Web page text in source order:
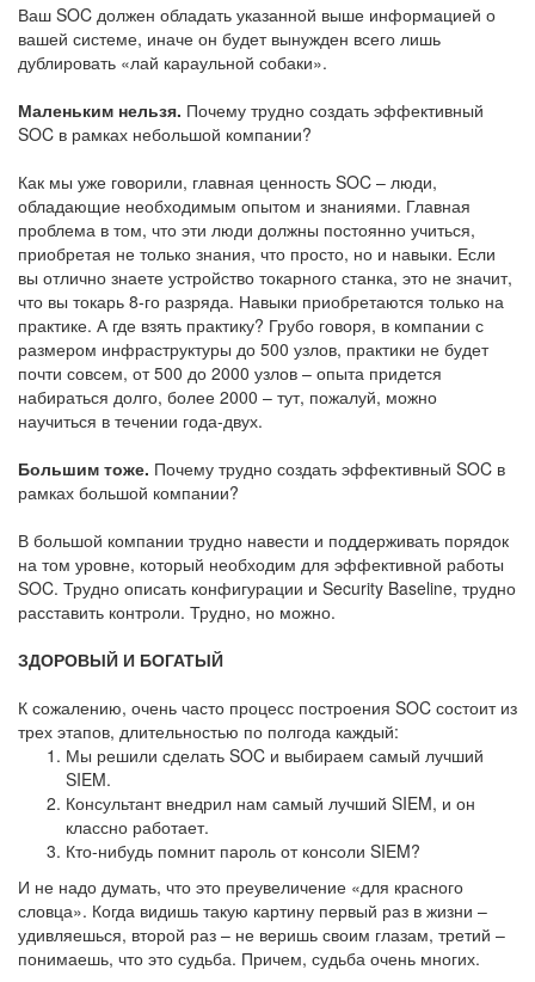
Ваш SOC должен обладать указанной выше информацией о
вашей системе, иначе он будет вынужден всего лишь
дублировать «лай караульной собаки».
Маленьким нельзя. Почему трудно создать эффективный
SOC в рамках небольшой компании?
Как мы уже говорили, главная ценность SOC – люди,
обладающие необходимым опытом и знаниями. Главная
проблема в том, что эти люди должны постоянно учиться,
приобретая не только знания, что просто, но и навыки. Если
вы отлично знаете устройство токарного станка, это не значит,
что вы токарь 8-го разряда. Навыки приобретаются только на
практике. А где взять практику? Грубо говоря, в компании с
размером инфраструктуры до 500 узлов, практики не будет
почти совсем, от 500 до 2000 узлов – опыта придется
набираться долго, более 2000 – тут, пожалуй, можно
научиться в течении года-двух.
Большим тоже. Почему трудно создать эффективный SOC в
рамках большой компании?
В большой компании трудно навести и поддерживать порядок
на том уровне, который необходим для эффективной работы
SOC. Трудно описать конфигурации и Security Baseline, трудно
расставить контроли. Трудно, но можно.
ЗДОРОВЫЙ И БОГАТЫЙ
К сожалению, очень часто процесс построения SOC состоит из
трех этапов, длительностью по полгода каждый:
Мы решили сделать SOC и выбираем самый лучший
SIEM.
Консультант внедрил нам самый лучший SIEM, и он
классно работает.
Кто-нибудь помнит пароль от консоли SIEM?
И не надо думать, что это преувеличение «для красного
словца». Когда видишь такую картину первый раз в жизни –
удивляешься, второй раз – не веришь своим глазам, третий –
понимаешь, что это судьба. Причем, судьба очень многих.